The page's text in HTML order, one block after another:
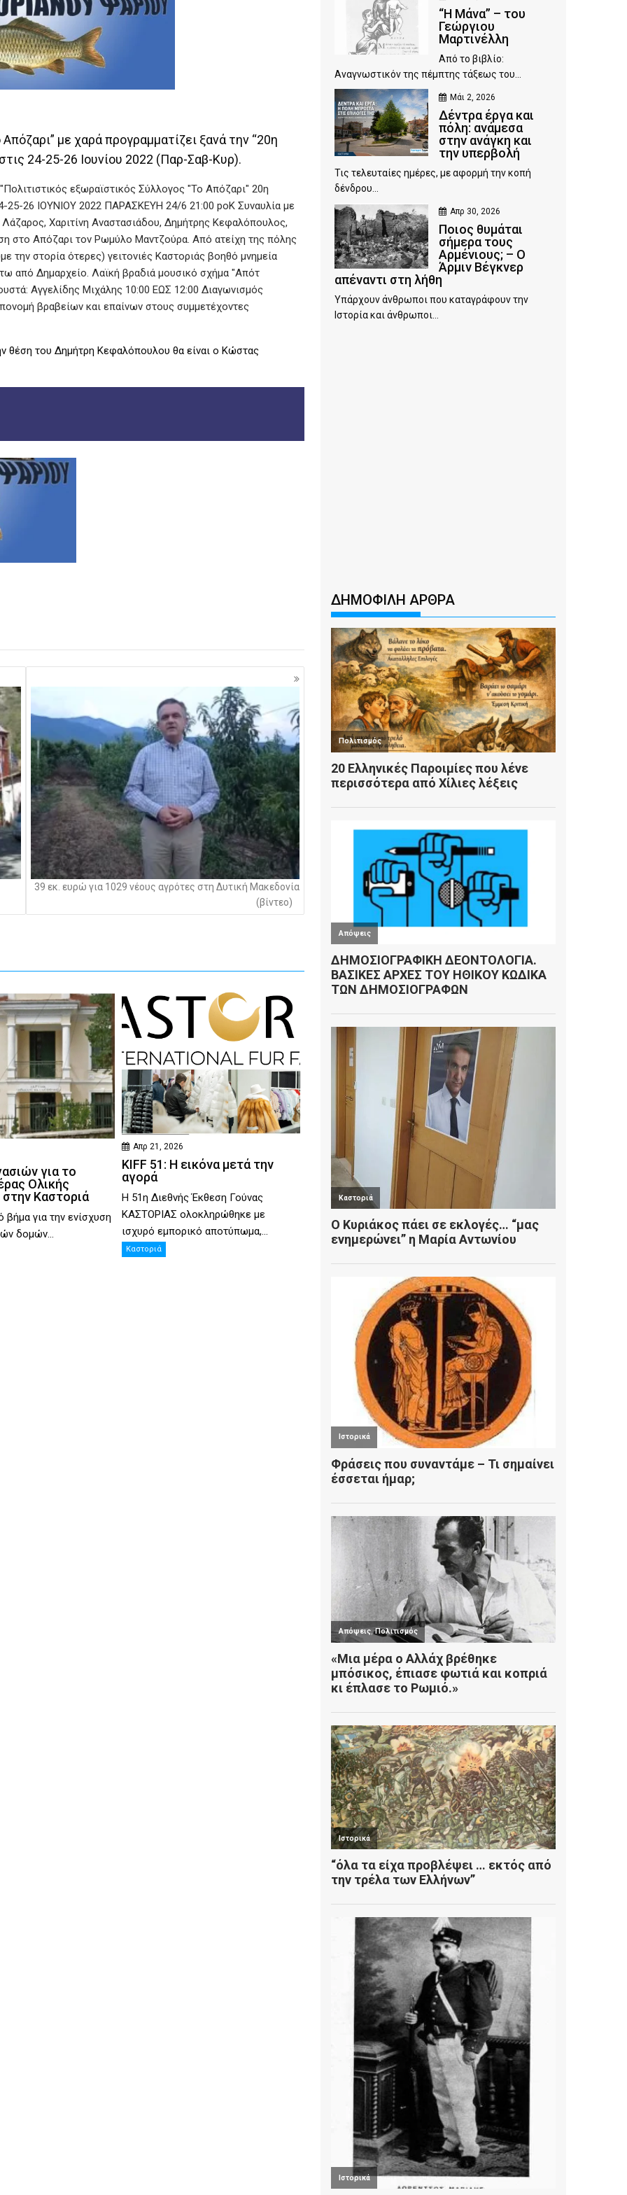
με χαρά προγραμματίζει ξανά την “20η
24-25-26 Ιουνίου 2022 (Παρ-Σαβ-Κυρ).
θέση του Δημήτρη Κεφαλόπουλου θα είναι ο Κώστας
39 εκ. ευρώ για 1029 νέους αγρότες στη Δυτική Μακεδονία
(βίντεο)
για το
Ολικής
Καστοριά
βήμα για την ενίσχυση
δομών...
Απρ 21, 2026
KIFF 51: Η εικόνα μετά την
αγορά
Η 51η Διεθνής Έκθεση Γούνας
ΚΑΣΤΟΡΙΑΣ ολοκληρώθηκε με
ισχυρό εμπορικό αποτύπωμα,...
Καστοριά
“Η Μάνα” – του
Γεώργιου
Μαρτινέλλη
Από το βιβλίο:
Αναγνωστικόν της πέμπτης τάξεως του...
Μάι 2, 2026
Δέντρα έργα και
πόλη: ανάμεσα
στην ανάγκη και
την υπερβολή
Τις τελευταίες ημέρες, με αφορμή την κοπή
δένδρου...
Απρ 30, 2026
Ποιος θυμάται
σήμερα τους
Αρμένιους; – Ο
Άρμιν Βέγκνερ
απέναντι στη λήθη
Υπάρχουν άνθρωποι που καταγράφουν την
Ιστορία και άνθρωποι...
ΔΗΜΟΦΙΛΗ ΑΡΘΡΑ